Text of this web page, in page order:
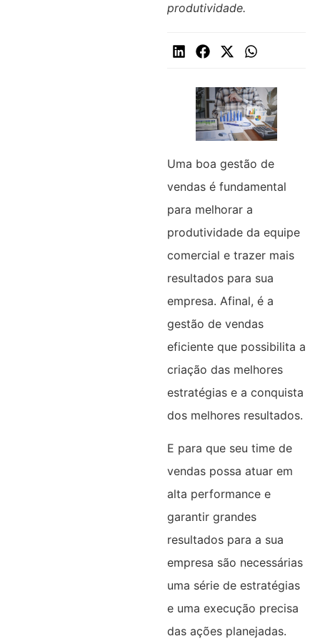
produtividade.
Uma boa gestão de
vendas é fundamental
para melhorar a
produtividade da equipe
comercial e trazer mais
resultados para sua
empresa. Afinal, é a
gestão de vendas
eficiente que possibilita a
criação das melhores
estratégias e a conquista
dos melhores resultados.
E para que seu time de
vendas possa atuar em
alta performance e
garantir grandes
resultados para a sua
empresa são necessárias
uma série de estratégias
e uma execução precisa
das ações planejadas.